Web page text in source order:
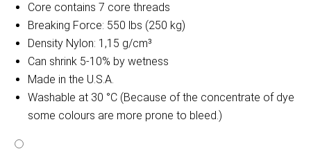
Core contains 7 core threads
Breaking Force: 550 lbs (250 kg)
Density Nylon: 1,15 g/cm³
Can shrink 5-10% by wetness
Made in the U.S.A.
Washable at 30 °C (Because of the concentrate of dye
some colours are more prone to bleed.)